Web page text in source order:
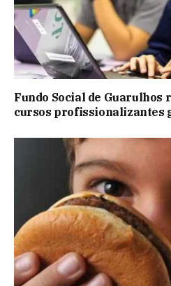
Fundo Social de Guarulhos
cursos profissionalizantes